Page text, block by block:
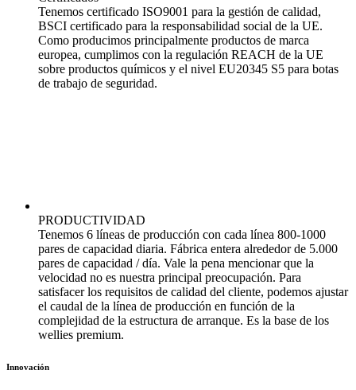
Tenemos certificado ISO9001 para la gestión de calidad,
BSCI certificado para la responsabilidad social de la UE.
Como producimos principalmente productos de marca
europea, cumplimos con la regulación REACH de la UE
sobre productos químicos y el nivel EU20345 S5 para botas
de trabajo de seguridad.
PRODUCTIVIDAD
Tenemos 6 líneas de producción con cada línea 800-1000
pares de capacidad diaria. Fábrica entera alrededor de 5.000
pares de capacidad / día. Vale la pena mencionar que la
velocidad no es nuestra principal preocupación. Para
satisfacer los requisitos de calidad del cliente, podemos ajustar
el caudal de la línea de producción en función de la
complejidad de la estructura de arranque. Es la base de los
wellies premium.
Innovación